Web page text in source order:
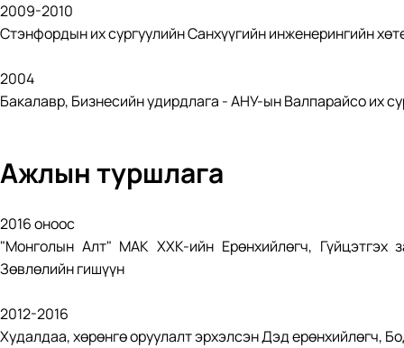
2009-2010
Стэнфордын их сургуулийн Санхүүгийн инженерингийн
2004
Бакалавр, Бизнесийн удирдлага - АНУ-ын Валпарайсо их
Ажлын туршлага
2016 оноос
"Монголын Алт" МАК ХХК-ийн Ерөнхийлөгч, Гүйцэтгэх
Зөвлөлийн гишүүн
2012-2016
Худалдаа, хөрөнгө оруулалт эрхэлсэн Дэд ерөнхийлөгч,